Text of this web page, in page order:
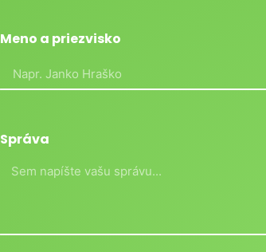
Meno a priezvisko
Správa